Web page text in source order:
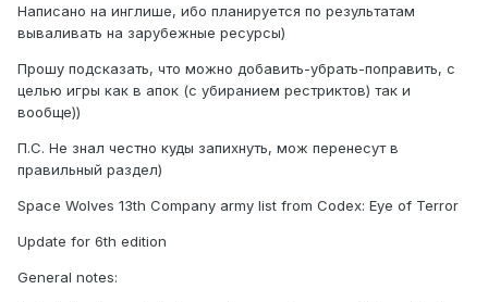
Написано на инглише, ибо планируется по результатам
вываливать на зарубежные ресурсы)
Прошу подсказать, что можно добавить-убрать-поправить, с
целью игры как в апок (с убиранием рестриктов) так и
вообще))
П.С. Не знал честно куды запихнуть, мож перенесут в
правильный раздел)
Space Wolves 13th Company army list from Codex: Eye of Terror
Update for 6th edition
General notes: